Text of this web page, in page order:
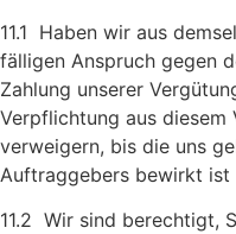
11.1 Haben wir aus
fälligen An­spruch gegen
Zahlung unserer
Verpflichtung aus
verweigern, bis die uns
Auftraggebers bewirkt ist
11.2 Wir sind berechtigt,